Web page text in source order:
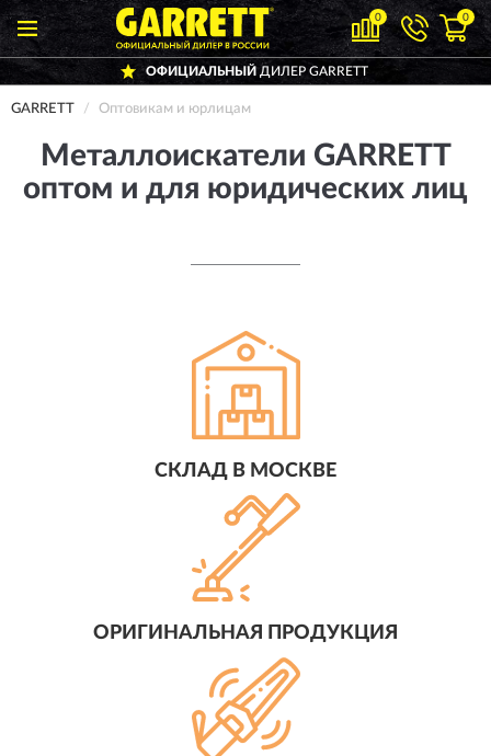
0 0
ОФИЦИАЛЬНЫЙДИЛЕР GARRETT
GARRETT Оптовикам и юрлицам
Металлоискатели GARRETT
оптом и для юридических лиц
СКЛАД В МОСКВЕ
ОРИГИНАЛЬНАЯ ПРОДУКЦИЯ